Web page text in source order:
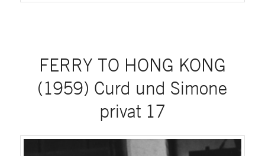
FERRY TO HONG KONG
(1959) Curd und Simone
privat 17